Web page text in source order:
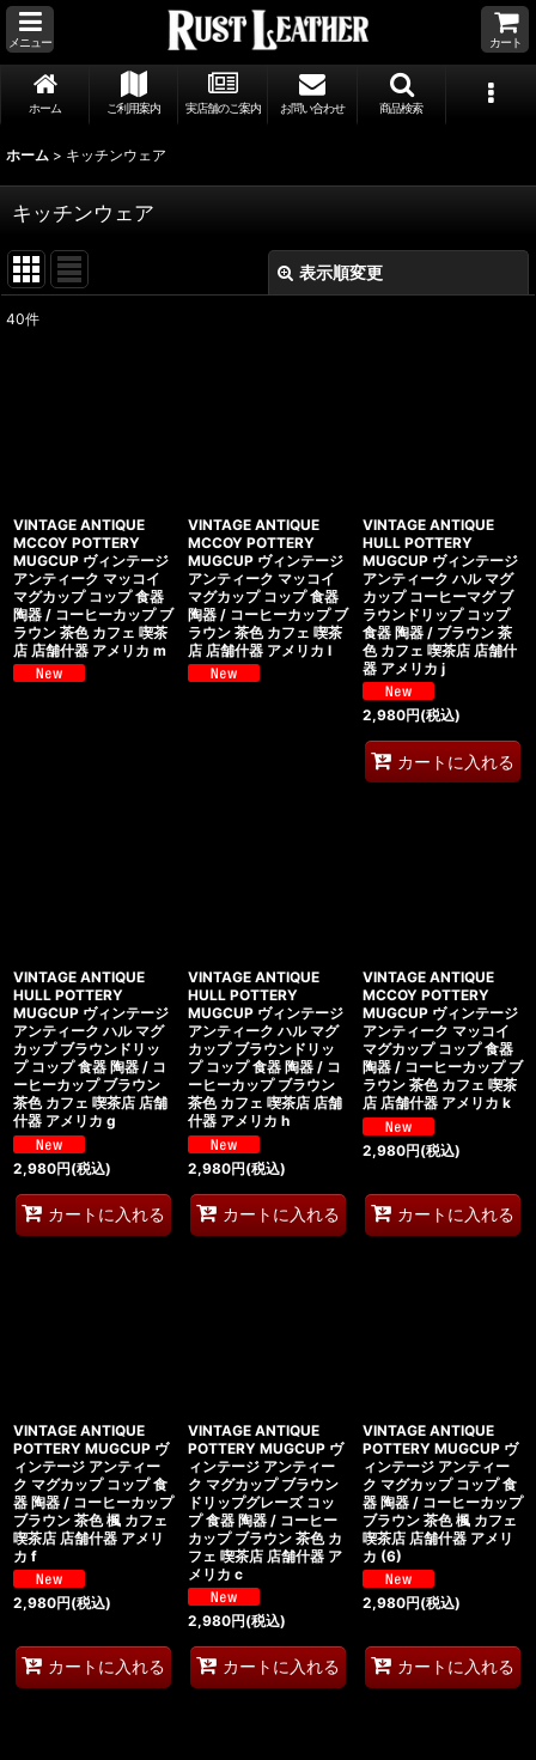
メニュー カート
ホーム ご利用案内 実店舗のご案内 お問い合わせ 商品検索
ホーム > キッチンウェア
キッチンウェア
表示順変更
絞り込む
40件
VINTAGE ANTIQUE
MCCOY POTTERY
MUGCUP ヴィンテージ
アンティーク マッコイ
マグカップ コップ 食器
陶器 / コーヒーカップ ブ
ラウン 茶色 カフェ 喫茶
店 店舗什器 アメリカ m
VINTAGE ANTIQUE
MCCOY POTTERY
MUGCUP ヴィンテージ
アンティーク マッコイ
マグカップ コップ 食器
陶器 / コーヒーカップ ブ
ラウン 茶色 カフェ 喫茶
店 店舗什器 アメリカ l
VINTAGE ANTIQUE
HULL POTTERY
MUGCUP ヴィンテージ
アンティーク ハル マグ
カップ コーヒーマグ ブ
ラウンドリップ コップ
食器 陶器 / ブラウン 茶
色 カフェ 喫茶店 店舗什
器 アメリカ j
2,980円(税込)
カートに入れる
VINTAGE ANTIQUE
HULL POTTERY
MUGCUP ヴィンテージ
アンティーク ハル マグ
カップ ブラウンドリッ
プ コップ 食器 陶器 / コ
ーヒーカップ ブラウン
茶色 カフェ 喫茶店 店舗
什器 アメリカ g
2,980円(税込)
カートに入れる
VINTAGE ANTIQUE
HULL POTTERY
MUGCUP ヴィンテージ
アンティーク ハル マグ
カップ ブラウンドリッ
プ コップ 食器 陶器 / コ
ーヒーカップ ブラウン
茶色 カフェ 喫茶店 店舗
什器 アメリカ h
2,980円(税込)
カートに入れる
VINTAGE ANTIQUE
MCCOY POTTERY
MUGCUP ヴィンテージ
アンティーク マッコイ
マグカップ コップ 食器
陶器 / コーヒーカップ ブ
ラウン 茶色 カフェ 喫茶
店 店舗什器 アメリカ k
2,980円(税込)
カートに入れる
VINTAGE ANTIQUE
POTTERY MUGCUP ヴ
ィンテージ アンティー
ク マグカップ コップ 食
器 陶器 / コーヒーカップ
ブラウン 茶色 楓 カフェ
喫茶店 店舗什器 アメリ
カ f
2,980円(税込)
カートに入れる
VINTAGE ANTIQUE
POTTERY MUGCUP ヴ
ィンテージ アンティー
ク マグカップ ブラウン
ドリップグレーズ コッ
プ 食器 陶器 / コーヒー
カップ ブラウン 茶色 カ
フェ 喫茶店 店舗什器 ア
メリカ c
2,980円(税込)
カートに入れる
VINTAGE ANTIQUE
POTTERY MUGCUP ヴ
ィンテージ アンティー
ク マグカップ コップ 食
器 陶器 / コーヒーカップ
ブラウン 茶色 楓 カフェ
喫茶店 店舗什器 アメリ
カ (6)
2,980円(税込)
カートに入れる